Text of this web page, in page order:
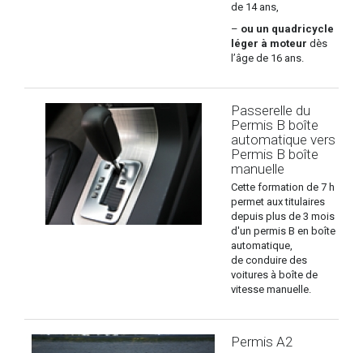
de 14 ans,
– ou un quadricycle
léger à moteur dès
l’âge de 16 ans.
Passerelle du
Permis B boîte
automatique vers
Permis B boîte
manuelle
Cette formation de 7 h
permet aux titulaires
depuis plus de 3 mois
d'un permis B en boîte
automatique,
de conduire des
voitures à boîte de
vitesse manuelle.
Permis A2